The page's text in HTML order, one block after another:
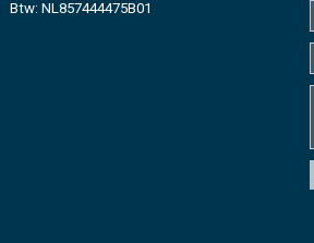
Btw: NL857444475B01